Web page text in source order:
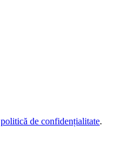
politică de confidențialitate.